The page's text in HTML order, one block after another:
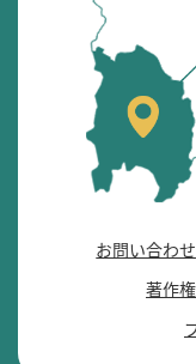
位
置
を
記
し
た
地
。
富
お問い合わせ
著作